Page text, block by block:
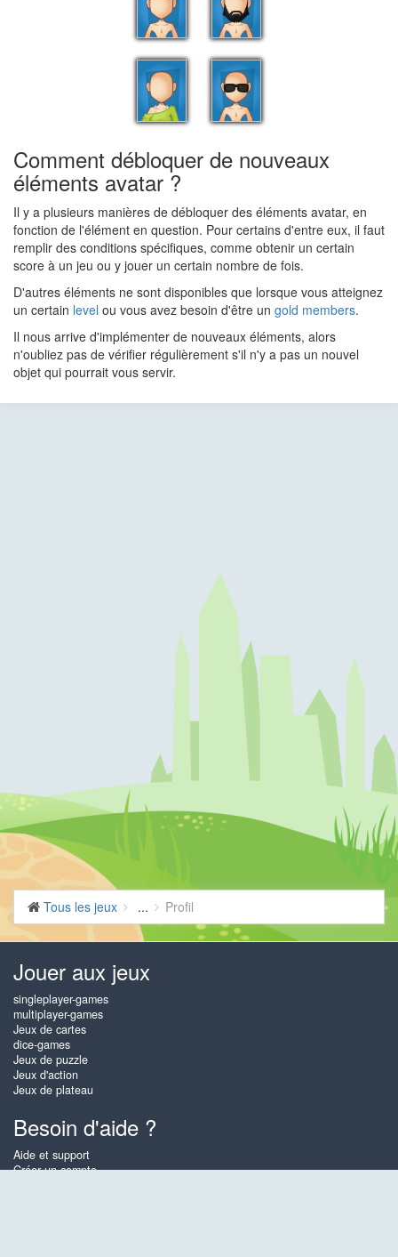
Comment débloquer de nouveaux
éléments avatar ?
Il y a plusieurs manières de débloquer des éléments avatar, en
fonction de l'élément en question. Pour certains d'entre eux, il faut
remplir des conditions spécifiques, comme obtenir un certain
score à un jeu ou y jouer un certain nombre de fois.
D'autres éléments ne sont disponibles que lorsque vous atteignez
un certain level ou vous avez besoin d'être un gold members.
Il nous arrive d'implémenter de nouveaux éléments, alors
n'oubliez pas de vérifier régulièrement s'il n'y a pas un nouvel
objet qui pourrait vous servir.
Tous les jeux ... Profil
Jouer aux jeux
singleplayer-games
multiplayer-games
Jeux de cartes
dice-games
Jeux de puzzle
Jeux d'action
Jeux de plateau
Besoin d'aide ?
Aide et support
Créer un compte